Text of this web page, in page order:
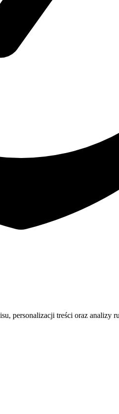
treści oraz analizy